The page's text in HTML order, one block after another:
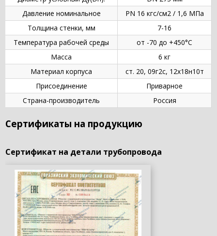
Давление номинальное
PN 16 кгс/см2 / 1,6 МПа
Толщина стенки, мм
7-16
Температура рабочей среды
от -70 до +450°C
Масса
6 кг
Материал корпуса
ст. 20, 09г2с, 12х18н10т
Присоединение
Приварное
Страна-производитель
Россия
Сертификаты на продукцию
Сертификат на детали трубопровода